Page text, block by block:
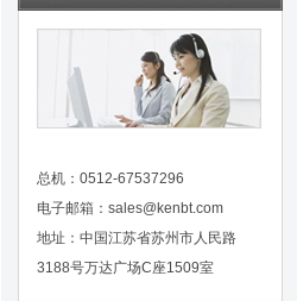
总机：0512-67537296
电子邮箱： sales@kenbt.com
地址：中国江苏省苏州市人民路
3188号万达广场C座1509室